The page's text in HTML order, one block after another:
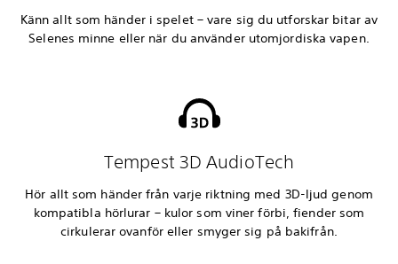
Känn allt som händer i spelet – vare sig du utforskar bitar av
Selenes minne eller när du använder utomjordiska vapen.
Tempest 3D AudioTech
Hör allt som händer från varje riktning med 3D-ljud genom
kompatibla hörlurar – kulor som viner förbi, fiender som
cirkulerar ovanför eller smyger sig på bakifrån.